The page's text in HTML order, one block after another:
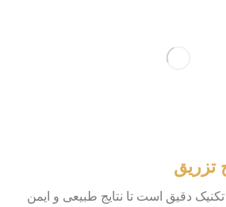
تزریق
دقیق است تا نتایج طبیعی و ایمن